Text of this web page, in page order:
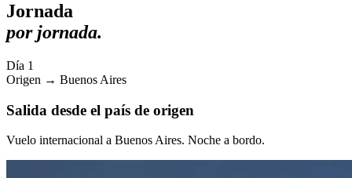
Jornada
por jornada.
Día 1
Origen → Buenos Aires
Salida desde el país de origen
Vuelo internacional a Buenos Aires. Noche a bordo.